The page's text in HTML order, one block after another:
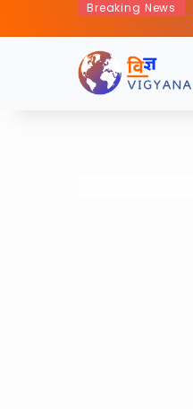
Breaking News